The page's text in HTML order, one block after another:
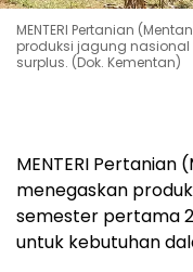
MENTERI Pertanian
produksi jagung
surplus. (Dok. Kementan)
MENTERI
menegaskan
semester pertama
untuk kebutuhan